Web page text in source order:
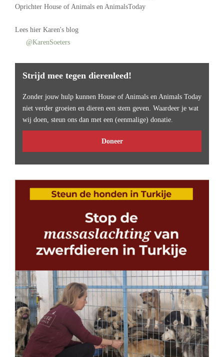
Oprichter House of Animals en AnimalsToday
Lees hier Karen's blog
@KarenSoeters
Strijd mee tegen dierenleed!
Zonder jouw hulp kunnen House of Animals en Animals Today
niet verder groeien en dieren een stem geven. Waardeer je wat
wij doen, steun ons dan met een (eenmalige) donatie.
Doneer